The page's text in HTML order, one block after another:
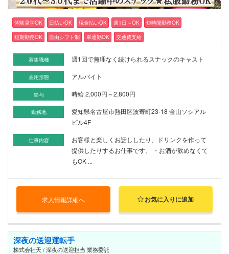
体験見学OK 日払いOK 現金払いOK 週1日～OK
短時間勤務OK
短期勤務OK
自由シフト制 車通勤OK 交通費支給
募集職種 週1回で無理なく続けられるスナックのキャスト
雇用形態 アルバイト
給与 時給 2,000円～2,800円
勤務地
愛知県名古屋市熱田区波寄町23-18 金山ソシアル
ビル4F
仕事内容
お客様と楽しくお話ししたり、ドリンクを作って
提供したりするお仕事です。 ・お酒が飲めなくて
もOK ...
求人情報詳細へ お気に入りに追加
深夜の送迎運転手
株式会社天 / 深夜の送迎担当 業務委託